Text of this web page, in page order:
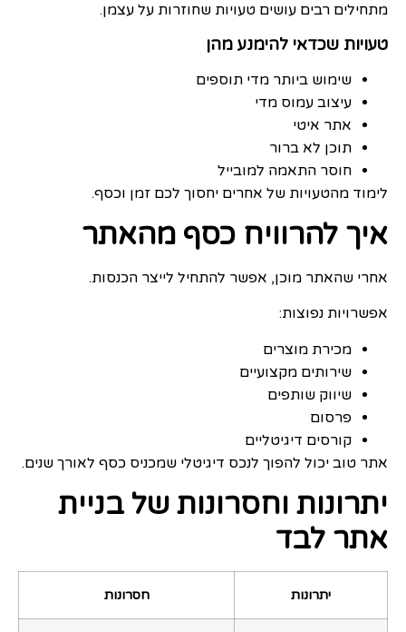
מתחילים רבים עושים טעויות שחוזרות על עצמן.
טעויות שכדאי להימנע מהן
שימוש ביותר מדי תוספים
עיצוב עמוס מדי
אתר איטי
תוכן לא ברור
חוסר התאמה למובייל
לימוד מהטעויות של אחרים יחסוך לכם זמן וכסף.
איך להרוויח כסף מהאתר
אחרי שהאתר מוכן, אפשר להתחיל לייצר הכנסות.
אפשרויות נפוצות:
מכירת מוצרים
שירותים מקצועיים
שיווק שותפים
פרסום
קורסים דיגיטליים
אתר טוב יכול להפוך לנכס דיגיטלי שמכניס כסף לאורך שנים.
יתרונות וחסרונות של בניית
אתר לבד
יתרונות חסרונות